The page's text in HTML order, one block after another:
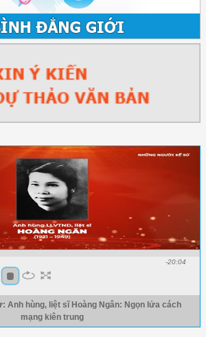
-20:04
Anh hùng, liệt sĩ Hoàng Ngân: Ngọn lửa cách
mạng kiên trung